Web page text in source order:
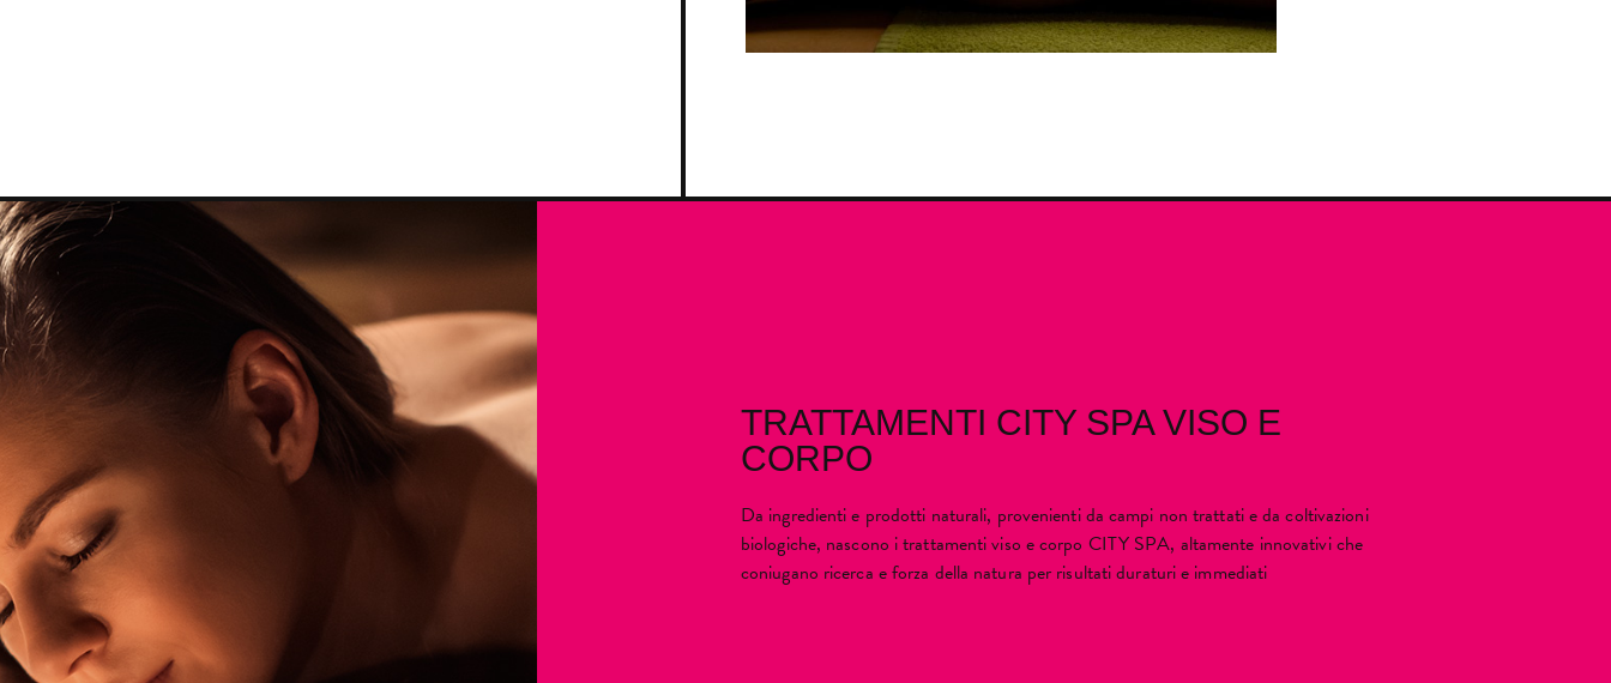
TRATTAMENTI CITY SPA VISO E
CORPO
Da ingredienti e prodotti naturali, provenienti da campi non trattati e da coltivazioni
biologiche, nascono i trattamenti viso e corpo CITY SPA, altamente innovativi che
coniugano ricerca e forza della natura per risultati duraturi e immediati